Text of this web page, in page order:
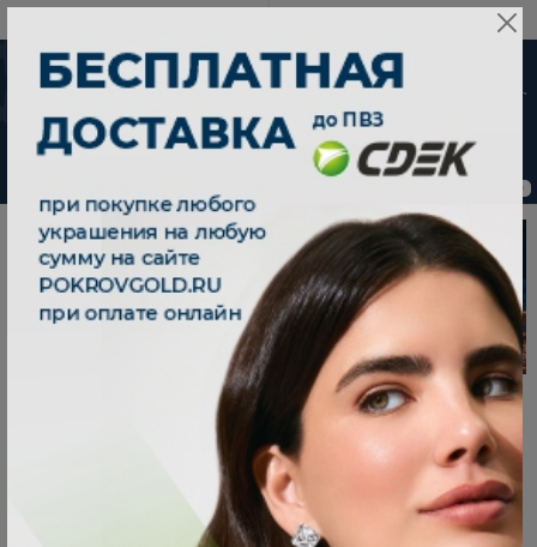
0
Новинки
от 15 дней с
момента оплаты
ChatApp
online
Мессенджеры
Свяжитесь с нами через любой удобный
мессенджер!
Телеграм Макс